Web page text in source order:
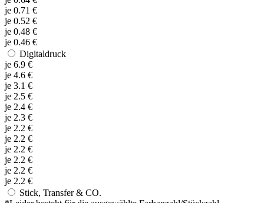
je 0.71 €
je 0.52 €
je 0.48 €
je 0.46 €
Digitaldruck
je 6.9 €
je 4.6 €
je 3.1 €
je 2.5 €
je 2.4 €
je 2.3 €
je 2.2 €
je 2.2 €
je 2.2 €
je 2.2 €
je 2.2 €
je 2.2 €
Stick, Transfer & CO.